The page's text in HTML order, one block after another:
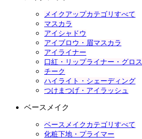
メイクアップカテゴリすべて
マスカラ
アイシャドウ
アイブロウ・眉マスカラ
アイライナー
口紅・リップライナー・グロス
チーク
ハイライト・シェーディング
つけまつげ・アイラッシュ
ベースメイク
ベースメイクカテゴリすべて
化粧下地・プライマー